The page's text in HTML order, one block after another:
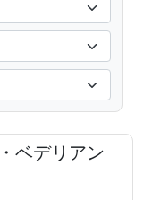
ベデリアン